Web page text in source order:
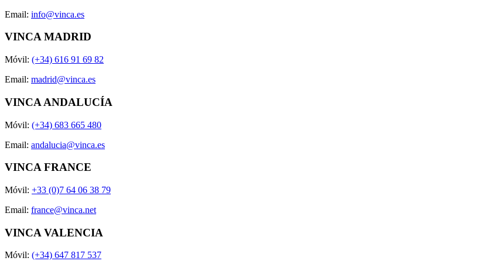
Email: info@vinca.es
VINCA MADRID
Móvil: (+34) 616 91 69 82
Email: madrid@vinca.es
VINCA ANDALUCÍA
Móvil: (+34) 683 665 480
Email: andalucia@vinca.es
VINCA FRANCE
Móvil: +33 (0)7 64 06 38 79
Email: france@vinca.net
VINCA VALENCIA
Móvil: (+34) 647 817 537